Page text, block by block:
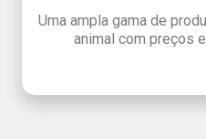
Uma ampla gama de
animal com preços